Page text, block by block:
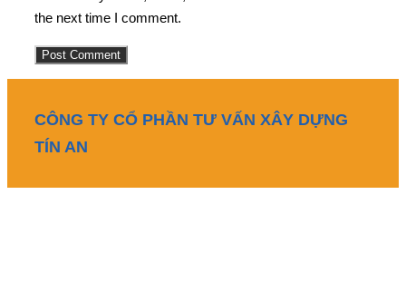
the next time I comment.
CÔNG TY CỔ PHẦN TƯ VẤN XÂY DỰNG
TÍN AN